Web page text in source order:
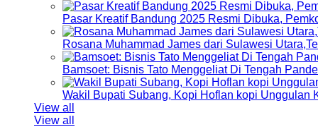
Pasar Kreatif Bandung 2025 Resmi Dibuka,
Rosana Muhammad James dari Sulawesi
Bamsoet: Bisnis Tato Menggeliat Di Tengah
Wakil Bupati Subang, Kopi Hoflan kopi Unggulan
View all
View all